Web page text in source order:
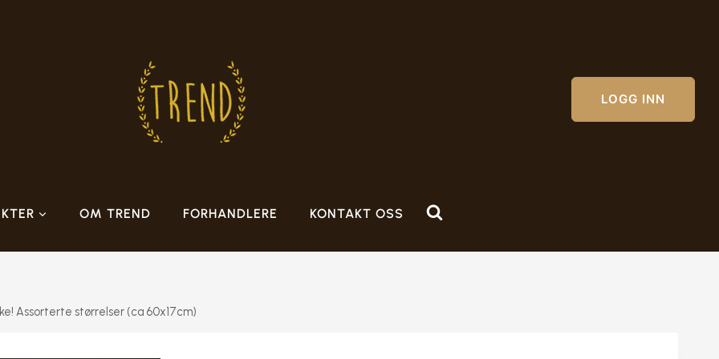
LOGG INN
OM TREND FORHANDLERE KONTAKT OSS
Assorterte størrelser (ca 60x17cm)